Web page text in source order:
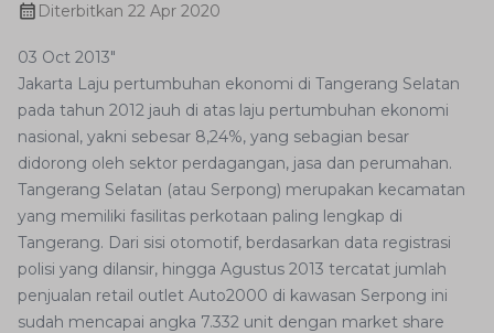
Diterbitkan 22 Apr 2020
03 Oct 2013"
Jakarta Laju pertumbuhan ekonomi di Tangerang Selatan
pada tahun 2012 jauh di atas laju pertumbuhan ekonomi
nasional, yakni sebesar 8,24%, yang sebagian besar
didorong oleh sektor perdagangan, jasa dan perumahan.
Tangerang Selatan (atau Serpong) merupakan kecamatan
yang memiliki fasilitas perkotaan paling lengkap di
Tangerang. Dari sisi otomotif, berdasarkan data registrasi
polisi yang dilansir, hingga Agustus 2013 tercatat jumlah
penjualan retail outlet Auto2000 di kawasan Serpong ini
sudah mencapai angka 7.332 unit dengan market share